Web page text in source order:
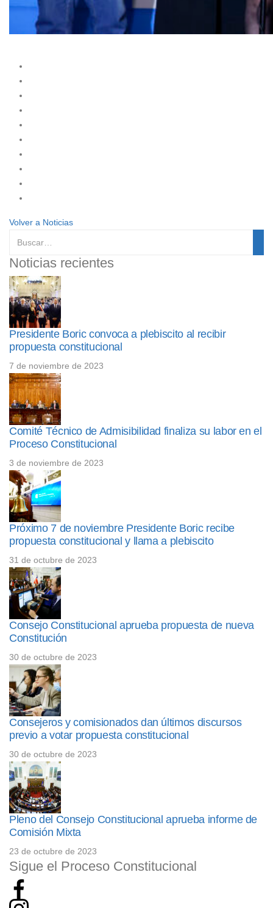
Volver a Noticias
Noticias recientes
Presidente Boric convoca a plebiscito al recibir
propuesta constitucional
7 de noviembre de 2023
Comité Técnico de Admisibilidad finaliza su labor en el
Proceso Constitucional
3 de noviembre de 2023
Próximo 7 de noviembre Presidente Boric recibe
propuesta constitucional y llama a plebiscito
31 de octubre de 2023
Consejo Constitucional aprueba propuesta de nueva
Constitución
30 de octubre de 2023
Consejeros y comisionados dan últimos discursos
previo a votar propuesta constitucional
30 de octubre de 2023
Pleno del Consejo Constitucional aprueba informe de
Comisión Mixta
23 de octubre de 2023
Sigue el Proceso Constitucional